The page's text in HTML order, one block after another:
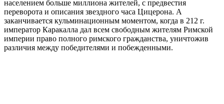
населением больше миллиона жителей, с предвестия
переворота и описания звездного часа Цицерона. А
заканчивается кульминационным моментом, когда в 212 г.
император Каракалла дал всем свободным жителям Римской
империи право полного римского гражданства, уничтожив
различия между победителями и побежденными.